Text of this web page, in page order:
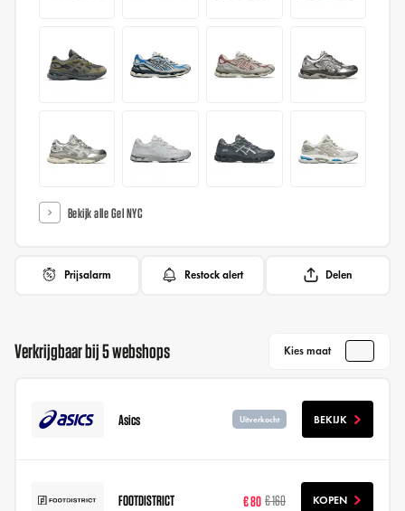
Bekijk alle Gel NYC
Prijsalarm Restock alert Delen
Verkrijgbaar bij 5 webshops Kies maat
Asics Uitverkocht BEKIJK
FOOTDISTRICT € 80 € 160 KOPEN